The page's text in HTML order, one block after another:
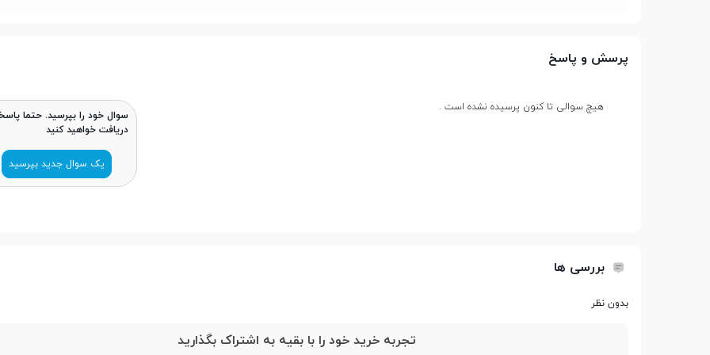
طراحی
طول و عرض 195.4x134.8 میلی متر
پردازنده
پرسش و پاسخ
هیچ سوالی تا کنون پرسیده نشده است .
سوال خود را بپرسید. حتما
دریافت خواهید کنید
یک سوال جدید بپرسید
بررسی ها
بدون نظر
تجربه خرید خود را با بقیه به اشتراک بگذارید